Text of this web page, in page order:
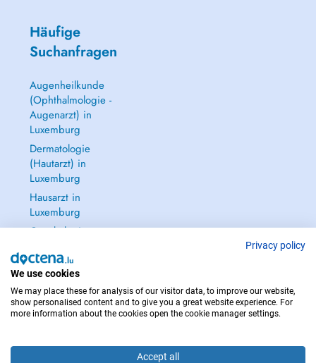
Häufige
Suchanfragen
Augenheilkunde
(Ophthalmologie -
Augenarzt) in
Luxemburg
Dermatologie
(Hautarzt) in
Luxemburg
Hausarzt in
Luxemburg
Gynäkologie
Frauenheilkunde)
in Luxemburg
Alle anzeigen →
Privacy policy
We use cookies
We may place these for analysis of our visitor data, to improve our website,
show personalised content and to give you a great website experience. For
more information about the cookies open the cookie manager settings.
Accept all